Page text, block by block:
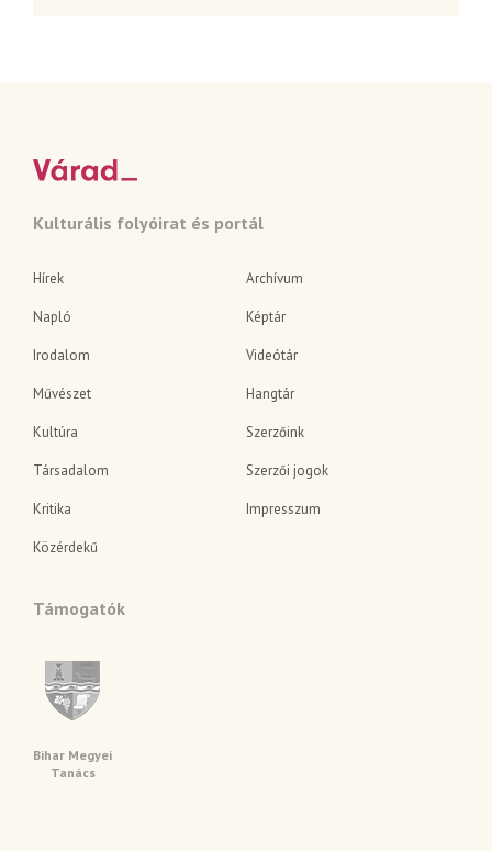
Kulturális folyóirat és portál
Hírek
Napló
Irodalom
Művészet
Kultúra
Társadalom
Kritika
Közérdekű
Archívum
Képtár
Videótár
Hangtár
Szerzőink
Szerzői jogok
Impresszum
Támogatók
Bihar Megyei
Tanács